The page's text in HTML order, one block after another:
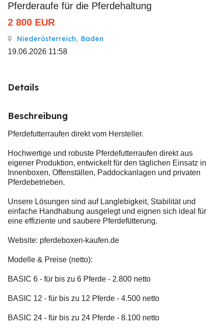
Pferderaufe für die Pferdehaltung
2 800 EUR
Niederösterreich, Baden
19.06.2026 11:58
Details
Beschreibung
Pferdefutterraufen direkt vom Hersteller.
Hochwertige und robuste Pferdefutterraufen direkt aus
eigener Produktion, entwickelt für den täglichen Einsatz in
Innenboxen, Offenställen, Paddockanlagen und privaten
Pferdebetrieben.
Unsere Lösungen sind auf Langlebigkeit, Stabilität und
einfache Handhabung ausgelegt und eignen sich ideal für
eine effiziente und saubere Pferdefütterung.
Website: pferdeboxen-kaufen.de
Modelle & Preise (netto):
BASIC 6 - für bis zu 6 Pferde - 2.800 netto
BASIC 12 - für bis zu 12 Pferde - 4.500 netto
BASIC 24 - für bis zu 24 Pferde - 8.100 netto